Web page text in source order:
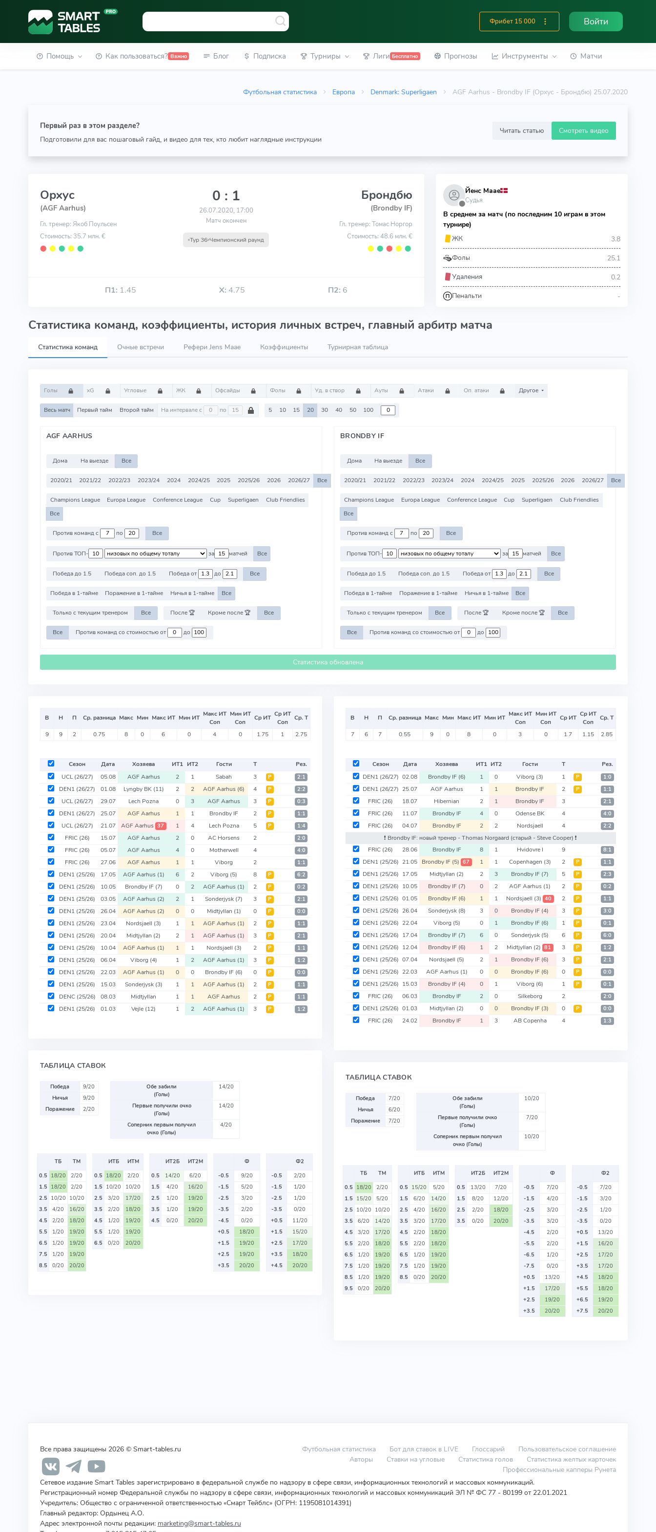
Фрибет 15 000 Войти
Помощь Как пользоваться? Важно Блог Подписка Турниры Лиги Бесплатно Прогнозы Инструменты Матчи
Футбольная статистика Европа Denmark: Superligaen AGF Aarhus - Brondby IF (Орхус - Брондбю) 25.07.2020
Первый раз в этом разделе?
Подготовили для вас пошаговый гайд, и видео для тех, кто любит наглядные инструкции
Читать статью Смотреть видео
Орхус
(AGF Aarhus)
Гл. тренер: Якоб Поульсен
Стоимость: 35.7 млн. €
⬤ ⬤ ⬤ ⬤ ⬤
0 : 1
26.07.2020, 17:00
Матч окончен
Тур 36 Чемпионский раунд
Брондбю
(Brondby IF)
Гл. тренер: Томас Норгор
Стоимость: 48.6 млн. €
⬤ ⬤ ⬤ ⬤ ⬤
П1: 1.45 Х: 4.75 П2: 6
⬤
Йенс Маае
Судья
В среднем за матч (по последним 10 играм в этом
турнире)
ЖК
3.8
Фолы 25.1
Удаления 0.2
Пенальти -
Статистика команд, коэффициенты, история личных встреч, главный арбитр матча
Статистика команд Очные встречи Рефери Jens Maae Коэффициенты Турнирная таблица
Голы xG Угловые ЖК Офсайды Фолы Уд. в створ Ауты Атаки Оп. атаки Другое
Весь матч Первый тайм Второй тайм На интервале с по 5 10 15 20 30 40 50 100
AGF AARHUS
Дома На выезде Все
2020/21 2021/22 2022/23 2023/24 2024 2024/25 2025 2025/26 2026 2026/27 Все
Champions League Europa League Conference League Cup Superligaen
Club Friendlies
Все
Против команд с по Все
Против ТОП- за матчей Все
Победа до 1.5 Победа соп. до 1.5 Победа от до Все
Победа в 1-тайме Поражение в 1-тайме Ничья в 1-тайме Все
Только с текущим тренером Все После 🏆 Кроме после 🏆 Все
Все Против команд со стоимостью от до
BRONDBY IF
Дома На выезде Все
2020/21 2021/22 2022/23 2023/24 2024 2024/25 2025 2025/26 2026 2026/27 Все
Champions League Europa League Conference League Cup Superligaen
Club Friendlies
Все
Против команд с по Все
Против ТОП- за матчей Все
Победа до 1.5 Победа соп. до 1.5 Победа от до Все
Победа в 1-тайме Поражение в 1-тайме Ничья в 1-тайме Все
Только с текущим тренером Все После 🏆 Кроме после 🏆 Все
Все Против команд со стоимостью от до
Статистика обновлена
В Н П Ср. разница Макс Мин Макс ИТ Мин ИТ Макс ИТ
Соп
Мин ИТ
Соп
Ср ИТ Ср ИТ
Соп
Ср. Т
9 9 2 0.75 8 0 6 0 4 0 1.75 1 2.75
Сезон Дата Хозяева ИТ1 ИТ2 Гости Т
Рез.
UCL(26/27) 05.08 AGF Aarhus 2 1 Sabah 3 Р 2:1
DEN1 (26/27) 01.08 Lyngby BK (11) 2 2 AGF Aarhus (6) 4 Р 2:2
UCL(26/27) 29.07 Lech Pozna 0 3 AGF Aarhus 3 Р 0:3
DEN1 (26/27) 25.07 AGF Aarhus 1 1 Brondby IF 2 Р 1:1
UCL(26/27) 21.07 AGF Aarhus 37 1 4 Lech Pozna 5 Р 1:4
FRIC (26) 15.07 AGF Aarhus 2 0 AC Horsens 2 2:0
FRIC (26) 05.07 AGF Aarhus 4 0 Motherwell 4 4:0
FRIC (26) 27.06 AGF Aarhus 1 1 Viborg 2 1:1
DEN1 (25/26) 17.05 AGF Aarhus (1) 6 2 Viborg (5) 8 Р 6:2
DEN1 (25/26) 10.05 Brondby IF (7) 0 2 AGF Aarhus (1) 2 Р 0:2
DEN1 (25/26) 03.05 AGF Aarhus (2) 2 1 Sonderjysk (7) 3 Р 2:1
DEN1 (25/26) 26.04 AGF Aarhus (2) 0 0 Midtjyllan (1) 0 Р 0:0
DEN1 (25/26) 23.04 Nordsjaell (3) 1 1 AGF Aarhus (1) 2 Р 1:1
DEN1 (25/26) 20.04 Midtjyllan (2) 2 1 AGF Aarhus (1) 3 Р 2:1
DEN1 (25/26) 10.04 AGF Aarhus (1) 1 1 Nordsjaell (3) 2 Р 1:1
DEN1 (25/26) 06.04 Viborg (4) 1 2 AGF Aarhus (1) 3 Р 1:2
DEN1 (25/26) 22.03 AGF Aarhus (1) 0 0 Brondby IF (6) 0 Р 0:0
DEN1 (25/26) 15.03 Sonderjysk (3) 1 1 AGF Aarhus (1) 2 Р 1:1
DENC (25/26) 08.03 Midtjyllan 1 1 AGF Aarhus 2 Р 1:1
DEN1 (25/26) 01.03 Vejle (12) 1 2 AGF Aarhus (1) 3 Р 1:2
ТАБЛИЦА СТАВОК
Победа
9/20
Ничья
9/20
Поражение
2/20
Обе забили
(Голы)
14/20
Первые получили очко
(Голы)
14/20
Соперник первым получил
очко (Голы)
4/20
ТБ
ТМ
0.5 18/20
2/20
1.5 18/20
2/20
2.5 10/20 10/20
3.5
4/20
16/20
4.5
2/20
18/20
5.5
1/20
19/20
6.5
1/20
19/20
7.5
1/20
19/20
8.5
0/20 20/20
ИТБ
ИТМ
0.5 18/20
2/20
1.5 10/20
10/20
2.5
3/20
17/20
3.5
2/20
18/20
4.5
1/20
19/20
5.5
1/20
19/20
6.5
0/20 20/20
ИТ2Б
ИТ2М
0.5
14/20
6/20
1.5
4/20
16/20
2.5
1/20
19/20
3.5
1/20
19/20
4.5
0/20 20/20
Ф
-0.5
9/20
-1.5
5/20
-2.5
3/20
-3.5
2/20
-4.5
0/20
+0.5
18/20
+1.5
19/20
+2.5
19/20
+3.5
20/20
Ф2
-0.5
2/20
-1.5
1/20
-2.5
1/20
-3.5
0/20
+0.5
11/20
+1.5
15/20
+2.5
17/20
+3.5
18/20
+4.5
20/20
В Н П Ср. разница Макс Мин Макс ИТ Мин ИТ Макс ИТ
Соп
Мин ИТ
Соп
Ср ИТ Ср ИТ
Соп
Ср. Т
7 6 7 0.55 9 0 8 0 3 0 1.7 1.15 2.85
Сезон Дата Хозяева ИТ1 ИТ2 Гости Т
Рез.
DEN1 (26/27) 02.08 Brondby IF (6) 1 0 Viborg (3) 1 Р 1:0
DEN1 (26/27) 25.07 AGF Aarhus 1 1 Brondby IF 2 Р 1:1
FRIC (26) 18.07 Hibernian 2 1 Brondby IF 3 2:1
FRIC (26) 11.07 Brondby IF 4 0 Odense BK 4 4:0
FRIC (26) 04.07 Brondby IF 2 2 Nordsjaell 4 2:2
❗️ Brondby IF: новый тренер - Thomas Norgaard (старый - Steve Cooper) ❗️
FRIC (26) 28.06 Brondby IF 8 1 Hvidovre I 9 8:1
DEN1 (25/26) 21.05 Brondby IF (5) 67 1 1 Copenhagen (3) 2 Р 1:1
DEN1 (25/26) 17.05 Midtjyllan (2) 2 3 Brondby IF (7) 5 Р 2:3
DEN1 (25/26) 10.05 Brondby IF (7) 0 2 AGF Aarhus (1) 2 Р 0:2
DEN1 (25/26) 01.05 Brondby IF (6) 1 1 Nordsjaell (3) 40 2 Р 1:1
DEN1 (25/26) 26.04 Sonderjysk (8) 3 0 Brondby IF (4) 3 Р 3:0
DEN1 (25/26) 22.04 Viborg (5) 0 1 Brondby IF (6) 1 Р 0:1
DEN1 (25/26) 17.04 Brondby IF (7) 6 0 Sonderjysk (5) 6 Р 6:0
DEN1 (25/26) 12.04 Brondby IF (6) 1 2 Midtjyllan (2) 81 3 Р 1:2
DEN1 (25/26) 07.04 Nordsjaell (5) 2 1 Brondby IF (6) 3 Р 2:1
DEN1 (25/26) 22.03 AGF Aarhus (1) 0 0 Brondby IF (6) 0 Р 0:0
DEN1 (25/26) 15.03 Brondby IF (4) 0 1 Viborg (6) 1 Р 0:1
FRIC (26) 06.03 Brondby IF 2 0 Silkeborg 2 2:0
DEN1 (25/26) 01.03 Midtjyllan (2) 0 0 Brondby IF (3) 0 Р 0:0
FRIC (26) 24.02 Brondby IF 1 3 AB Copenha 4 1:3
ТАБЛИЦА СТАВОК
Победа
7/20
Ничья
6/20
Поражение
7/20
Обе забили
(Голы)
10/20
Первые получили очко
(Голы)
7/20
Соперник первым получил
очко (Голы)
10/20
ТБ
ТМ
0.5 18/20
2/20
1.5 15/20
5/20
2.5 10/20 10/20
3.5
6/20
14/20
4.5
3/20
17/20
5.5
2/20
18/20
6.5
1/20
19/20
7.5
1/20
19/20
8.5
1/20
19/20
9.5
0/20 20/20
ИТБ
ИТМ
0.5 15/20
5/20
1.5
6/20
14/20
2.5
4/20
16/20
3.5
3/20
17/20
4.5
2/20
18/20
5.5
2/20
18/20
6.5
1/20
19/20
7.5
1/20
19/20
8.5
0/20 20/20
ИТ2Б
ИТ2М
0.5
13/20
7/20
1.5
8/20
12/20
2.5
2/20
18/20
3.5
0/20 20/20
Ф
-0.5
7/20
-1.5
4/20
-2.5
3/20
-3.5
3/20
-4.5
2/20
-5.5
2/20
-6.5
1/20
-7.5
0/20
+0.5
13/20
+1.5
17/20
+2.5
19/20
+3.5
20/20
Ф2
-0.5
7/20
-1.5
3/20
-2.5
1/20
-3.5
0/20
+0.5
13/20
+1.5
16/20
+2.5
17/20
+3.5
17/20
+4.5
18/20
+5.5
18/20
+6.5
19/20
+7.5
20/20
Все права защищены 2026 © Smart-tables.ru Футбольная статистика Бот для ставок в LIVE Глоссарий
Пользовательское соглашение
Авторы
Ставки на угловые Статистика голов
Статистика желтых карточек
Профессиональные капперы Рунета
Сетевое издание Smart Tables зарегистрировано в федеральной службе по надзору в сфере связи, информационных технологий и массовых коммуникаций.
Регистрационный номер Федеральной службы по надзору в сфере связи, информационных технологий и массовых коммуникаций ЭЛ № ФС 77 - 80199 от 22.01.2021
Учредитель: Общество с ограниченной ответственностью «Смарт Тейблс» (ОГРН: 1195081014391)
Главный редактор: Ордынец А.О.
Адрес электронной почты редакции: marketing@smart-tables.ru